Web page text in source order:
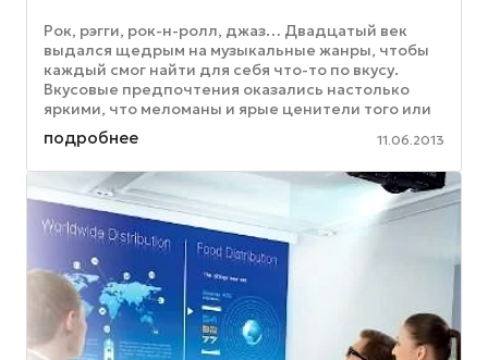
Рок, рэгги, рок-н-ролл, джаз… Двадцатый век
выдался щедрым на музыкальные жанры, чтобы
каждый смог найти для себя что-то по вкусу.
Вкусовые предпочтения оказались настолько
яркими, что меломаны и ярые ценители того или
иного направления начали ...
подробнее 11.06.2013